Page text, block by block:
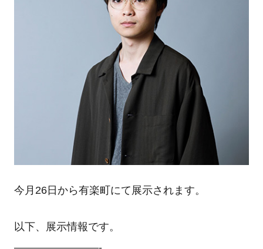
今月26日から有楽町にて展示されます。
以下、展示情報です。